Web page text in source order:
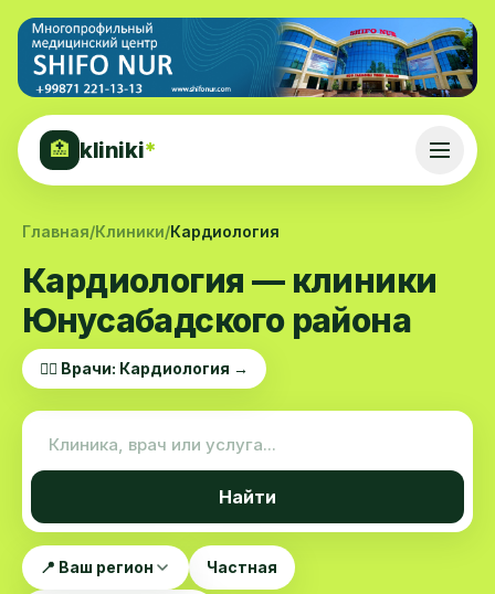
🏥 kliniki*
Главная/Клиники/Кардиология
Кардиология — клиники
Юнусабадского района
👨‍⚕️ Врачи: Кардиология →
Найти
📍 Ваш регион Частная